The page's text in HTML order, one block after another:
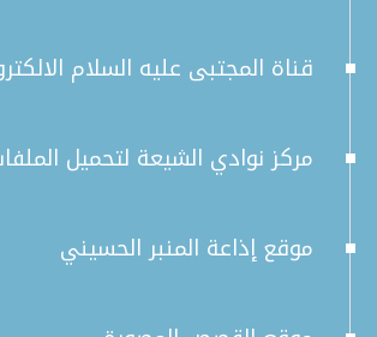
قناة المجتبى عليه السلام
مركز نوادي الشيعة لتحميل
موقع إذاعة المنبر الحسيني